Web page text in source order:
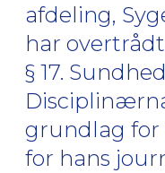
afdeling,
har
§ 17.
grundlag
for hans